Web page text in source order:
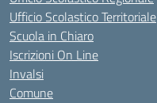
Ufficio Scolastico Territoriale
Scuola in Chiaro
Iscrizioni On Line
Invalsi
Comune